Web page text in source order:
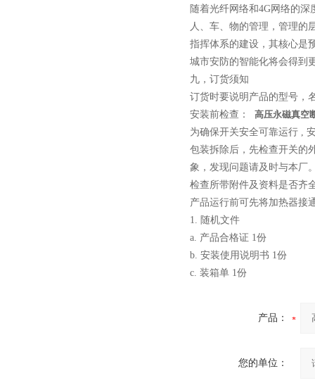
随着光纤网络和4G网络的
人、车、物的管理，管理的
指挥体系的建设，其核心是
城市安防的智能化将会得到
九，订货须知
订货时要说明产品的型号，
安装前检查：
高压永磁真空
为确保开关安全可靠运行 ,
包装拆除后，先检查开关的
象，发现问题请及时与本厂
检查所带附件及资料是否齐
产品运行前可先将加热器接
1. 随机文件
a. 产品合格证 1份
b. 安装使用说明书 1份
c. 装箱单 1份
产品：
您的单位：